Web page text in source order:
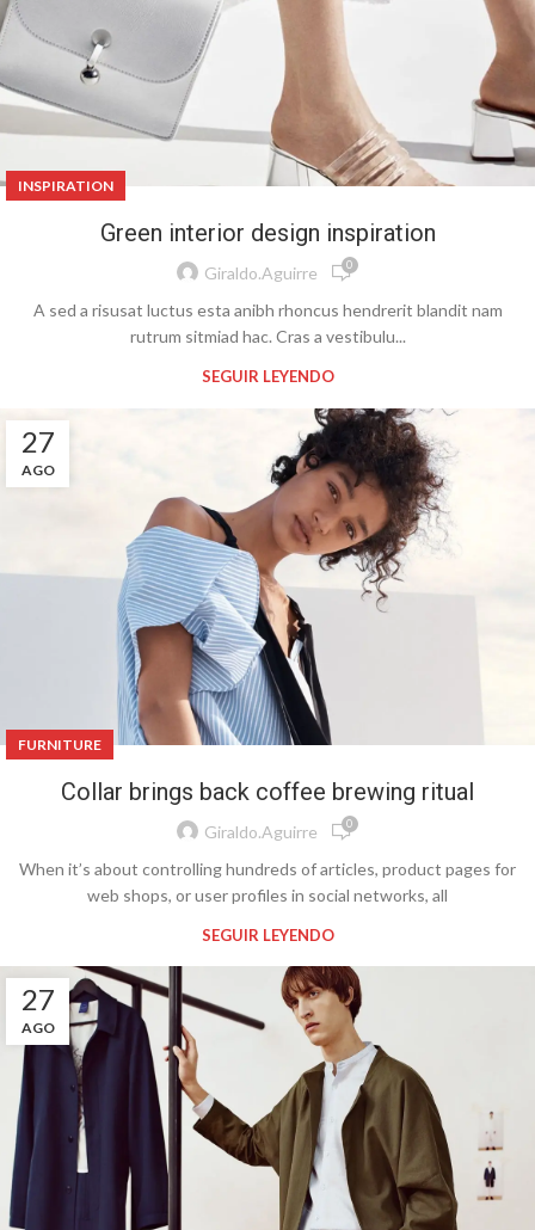
INSPIRATION
Green interior design inspiration
Giraldo.aguirre 0
A sed a risusat luctus esta anibh rhoncus hendrerit blandit nam
rutrum sitmiad hac. Cras a vestibulu...
SEGUIR LEYENDO
27
AGO
FURNITURE
Collar brings back coffee brewing ritual
Giraldo.aguirre 0
When it’s about controlling hundreds of articles, product pages for
web shops, or user profiles in social networks, all
SEGUIR LEYENDO
27
AGO